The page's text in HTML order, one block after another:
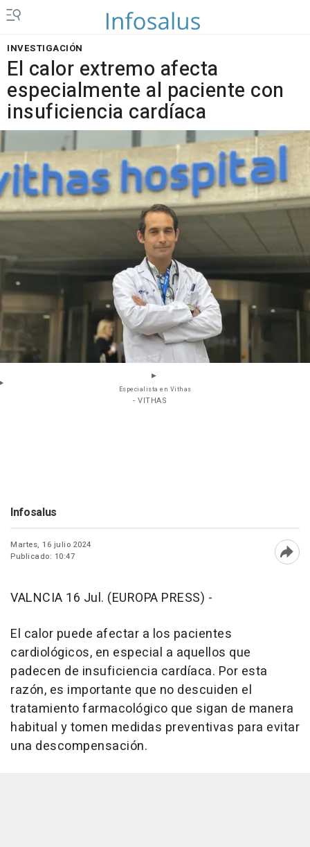
INVESTIGACIÓN
El calor extremo afecta
especialmente al paciente con
insuficiencia cardíaca
Especialista en Vithas
- VITHAS
Infosalus
Martes, 16 julio 2024
Publicado: 10:47
VALNCIA 16 Jul. (EUROPA PRESS) -
El calor puede afectar a los pacientes
cardiológicos, en especial a aquellos que
padecen de insuficiencia cardíaca. Por esta
razón, es importante que no descuiden el
tratamiento farmacológico que sigan de manera
habitual y tomen medidas preventivas para evitar
una descompensación.